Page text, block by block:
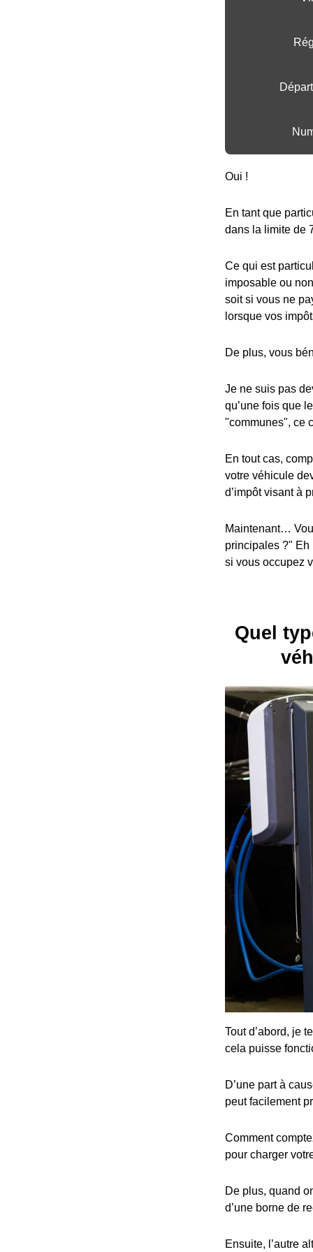
Oui !
En tant que
dans la limite de
Ce qui est
imposable ou
soit si vous ne
lorsque vos
De plus, vous
Je ne suis pas
qu’une fois que
"communes", ce
En tout cas,
votre véhicule
d’impôt visant à
Maintenant…
principales ?" Eh
si vous occupez
Quel
Tout d’abord, je
cela puisse
D’une part à
peut facilement
Comment
pour charger
De plus, quand
d’une borne de
Ensuite, l’autre